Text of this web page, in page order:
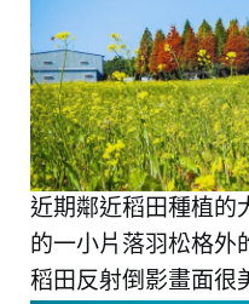
近期鄰近稻田種植的
的一小片落羽松格外
稻田反射倒影畫面很